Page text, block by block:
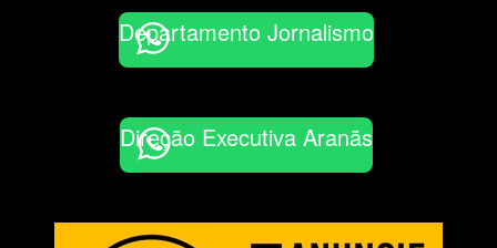
Departamento Jornalismo
Direção Executiva Aranãs